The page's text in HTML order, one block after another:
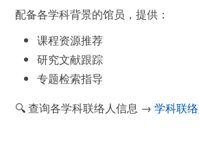
配备各学科背景的馆员，提供：
课程资源推荐
研究文献跟踪
专题检索指导
🔍 查询各学科联络人信息 → 学科联